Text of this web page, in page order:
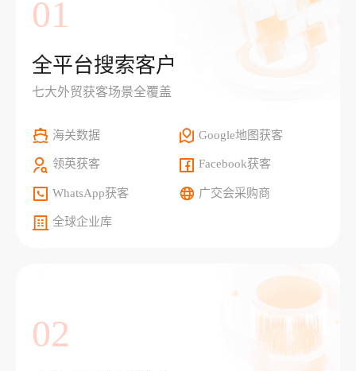
01
全平台搜索客户
七大外贸获客场景全覆盖
海关数据 Google地图获客
领英获客 Facebook获客
WhatsApp获客 广交会采购商
全球企业库
02